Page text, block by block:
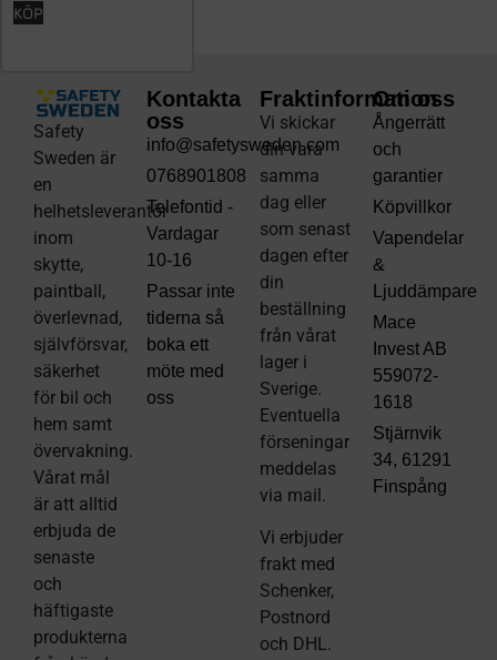
KÖP
Safety
Sweden är
en
helhetsleverantör
inom
skytte,
paintball,
överlevnad,
självförsvar,
säkerhet
för bil och
hem samt
övervakning.
Vårat mål
är att alltid
erbjuda de
senaste
och
häftigaste
produkterna
Kontakta
oss
info@safetysweden.com
0768901808
Telefontid -
Vardagar
10-16
Passar inte
tiderna så
boka ett
möte med
oss
Fraktinformation
Vi skickar
din vara
samma
dag eller
som senast
dagen efter
din
beställning
från vårat
lager i
Sverige.
Eventuella
förseningar
meddelas
via mail.
Vi erbjuder
frakt med
Schenker,
Postnord
och DHL.
Om oss
Ångerrätt
och
garantier
Köpvillkor
Vapendelar
&
Ljuddämpare
Mace
Invest AB
559072-
1618
Stjärnvik
34, 61291
Finspång